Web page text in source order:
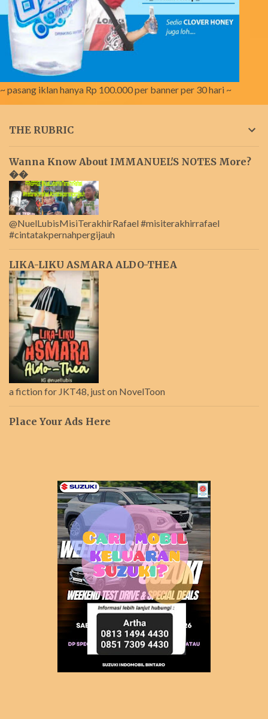
~ pasang iklan hanya Rp 100.000 per banner per 30 hari ~
THE RUBRIC
Wanna Know About IMMANUEL'S NOTES More?
��
@NuelLubisMisiTerakhirRafael #misiterakhirrafael
#cintatakpernahpergijauh
LIKA-LIKU ASMARA ALDO-THEA
a fiction for JKT48, just on NovelToon
Place Your Ads Here